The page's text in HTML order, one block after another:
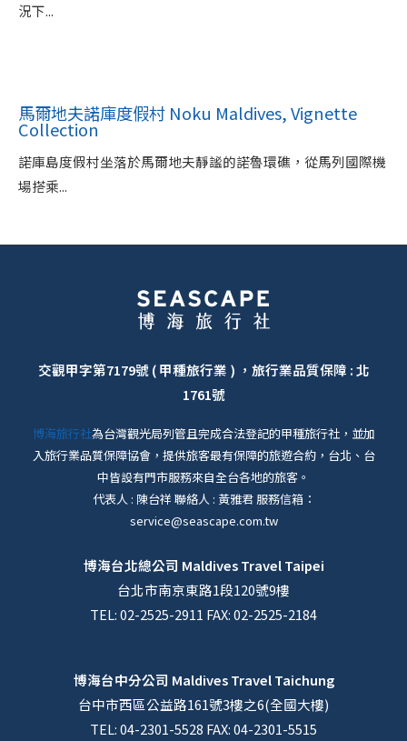
況下...
馬爾地夫諾庫度假村 Noku Maldives, Vignette
Collection
諾庫島度假村坐落於馬爾地夫靜謐的諾魯環礁，從馬列國際機
場搭乘...
交觀甲字第7179號 ( 甲種旅行業 ) ，旅行業品質保障 : 北
1761號
博海旅行社為台灣觀光局列管且完成合法登記的甲種旅行社，並加
入旅行業品質保障協會，提供旅客最有保障的旅遊合約，台北、台
中皆設有門市服務來自全台各地的旅客。
代表人 : 陳台祥 聯絡人 : 黃雅君 服務信箱：
service@seascape.com.tw
博海台北總公司 Maldives Travel Taipei
台北市南京東路1段120號9樓
TEL: 02-2525-2911 FAX: 02-2525-2184
博海台中分公司 Maldives Travel Taichung
台中市西區公益路161號3樓之6(全國大樓)
TEL: 04-2301-5528 FAX: 04-2301-5515